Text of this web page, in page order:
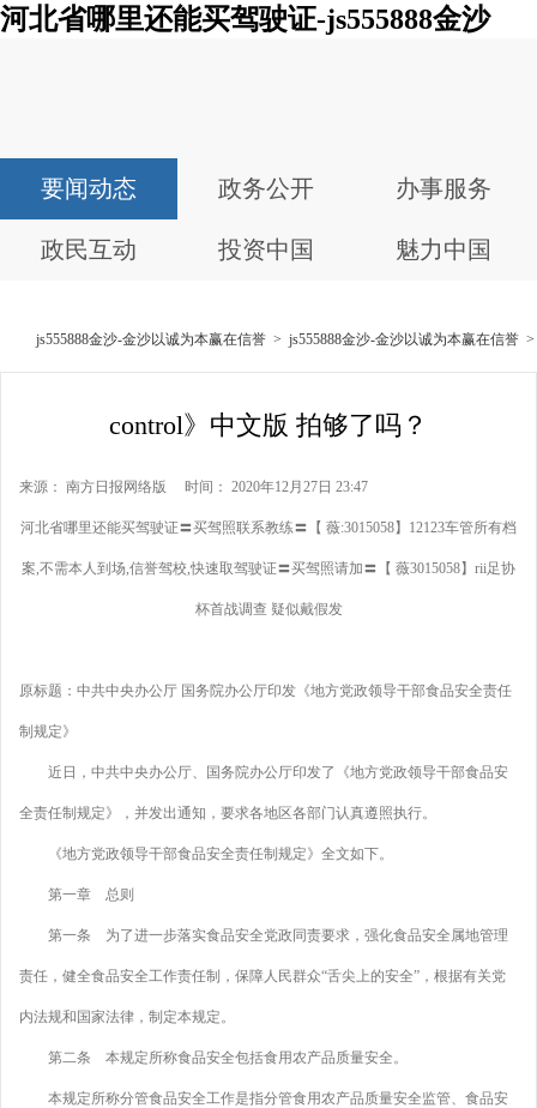
河北省哪里还能买驾驶证-js555888金沙
要闻动态 政务公开 办事服务
政民互动 投资中国 魅力中国
js555888金沙-金沙以诚为本赢在信誉 > js555888金沙-金沙以诚为本赢在信誉
control》中文版 拍够了吗？
来源： 南方日报网络版 时间： 2020年12月27日 23:47
河北省哪里还能买驾驶证〓买驾照联系教练〓【 薇:3015058】12123车管所有档
案,不需本人到场,信誉驾校,快速取驾驶证〓买驾照请加〓【 薇3015058】rii足协
杯首战调查 疑似戴假发
原标题：中共中央办公厅 国务院办公厅印发《地方党政领导干部食品安全责任
制规定》
近日，中共中央办公厅、国务院办公厅印发了《地方党政领导干部食品安
全责任制规定》，并发出通知，要求各地区各部门认真遵照执行。
《地方党政领导干部食品安全责任制规定》全文如下。
第一章 总则
第一条 为了进一步落实食品安全党政同责要求，强化食品安全属地管理
责任，健全食品安全工作责任制，保障人民群众“舌尖上的安全”，根据有关党
内法规和国家法律，制定本规定。
第二条 本规定所称食品安全包括食用农产品质量安全。
本规定所称分管食品安全工作是指分管食用农产品质量安全监管、食品安